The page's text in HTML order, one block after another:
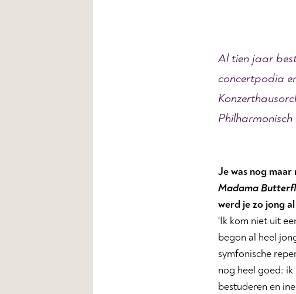
Al tien jaar
concertpodia
Je was nog
Madama
werd je zo jong
‘Ik kom niet uit
begon al heel
symfonische
nog heel goed:
bestuderen en